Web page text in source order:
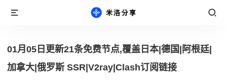
01月05日更新21条免费节点,覆盖日本|德国|阿根廷|
加拿大|俄罗斯 SSR|V2ray|Clash订阅链接